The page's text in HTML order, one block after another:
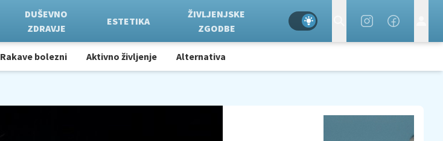
DUŠEVNO
ZDRAVJE
ESTETIKA
ŽIVLJENJSKE
ZGODBE
Rakave bolezni Aktivno življenje Alternativa